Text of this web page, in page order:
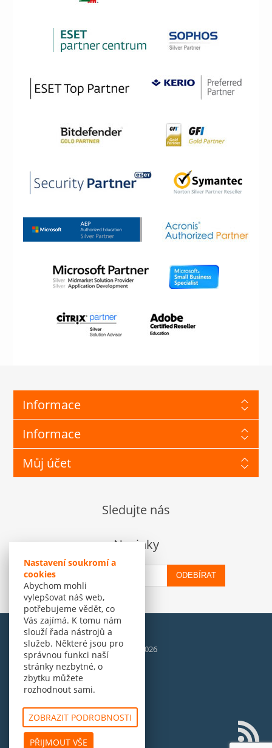
Nastavení soukromí a
cookies
Abychom mohli
vylepšovat náš web,
potřebujeme vědět, co
Vás zajímá. K tomu nám
slouží řada nástrojů a
služeb. Některé jsou pro
správnou funkci naší
stránky nezbytné, o
zbytku můžete
rozhodnout sami.
ZOBRAZIT PODROBNOSTI
PŘIJMOUT VŠE
Informace
Informace
Můj účet
Sledujte nás
Novinky
ODEBÍRAT
© Amenit Software Solutions, 1998 - 2026
Powered bynopCommerce